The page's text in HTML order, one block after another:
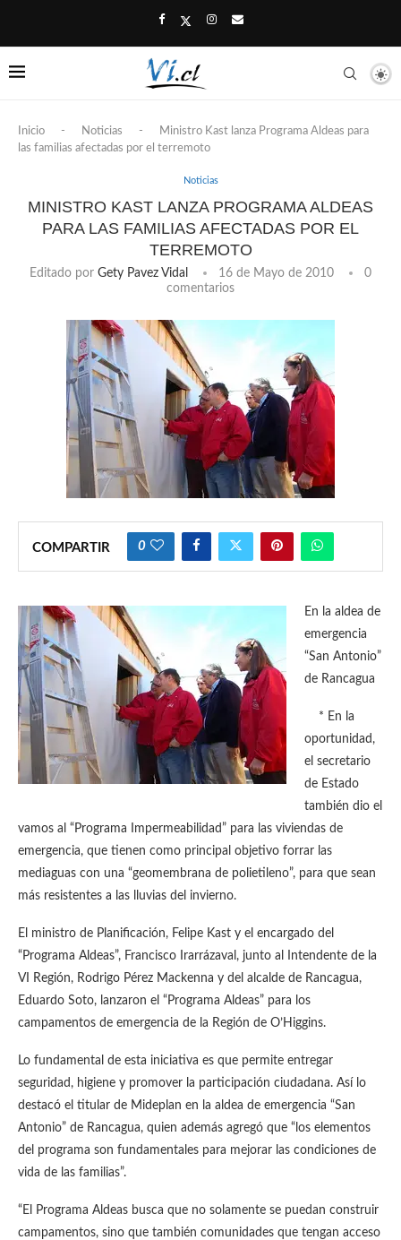
Inicio - Noticias -
Ministro Kast lanza Programa Aldeas para
las familias afectadas por el terremoto
Noticias
MINISTRO KAST LANZA PROGRAMA ALDEAS
PARA LAS FAMILIAS AFECTADAS POR EL
TERREMOTO
Editado por Gety Pavez Vidal 16 de Mayo de 2010
0
comentarios
COMPARTIR 0
En la aldea de
emergencia
“San Antonio”
de Rancagua
* En la
oportunidad,
el secretario
de Estado
también dio el
vamos al “Programa Impermeabilidad” para las viviendas de
emergencia, que tienen como principal objetivo forrar las
mediaguas con una “geomembrana de polietileno”, para que sean
más resistentes a las lluvias del invierno.
El ministro de Planificación, Felipe Kast y el encargado del
“Programa Aldeas”, Francisco Irarrázaval, junto al Intendente de la
VI Región, Rodrigo Pérez Mackenna y del alcalde de Rancagua,
Eduardo Soto, lanzaron el “Programa Aldeas” para los
campamentos de emergencia de la Región de O’Higgins.
Lo fundamental de esta iniciativa es que permite entregar
seguridad, higiene y promover la participación ciudadana. Así lo
destacó el titular de Mideplan en la aldea de emergencia “San
Antonio” de Rancagua, quien además agregó que “los elementos
del programa son fundamentales para mejorar las condiciones de
vida de las familias”.
“El Programa Aldeas busca que no solamente se puedan construir
campamentos, sino que también comunidades que tengan acceso